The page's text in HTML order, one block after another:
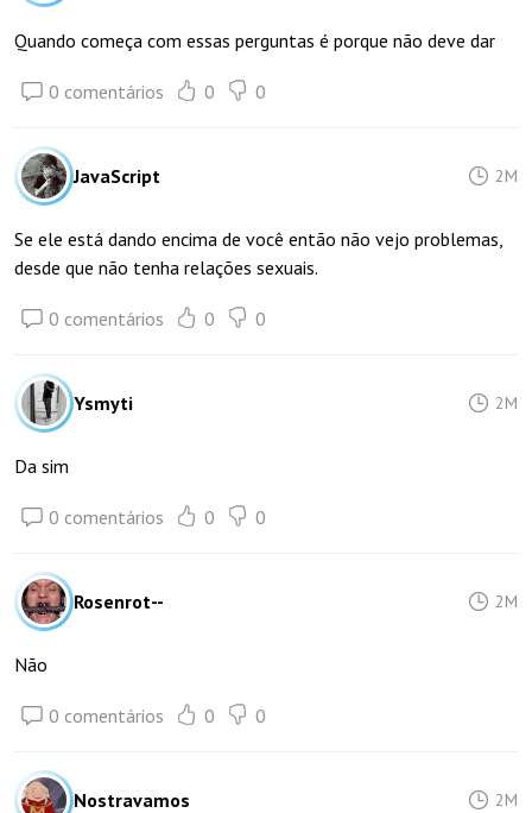
Quando começa com essas perguntas é porque não deve dar
0 comentários 0 0
JavaScript 2M
Se ele está dando encima de você então não vejo problemas,
desde que não tenha relações sexuais.
0 comentários 0 0
Ysmyti 2M
Da sim
0 comentários 0 0
Rosenrot-- 2M
Não
0 comentários 0 0
Nostravamos 2M